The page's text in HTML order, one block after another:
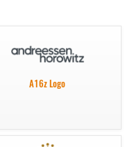
A16z Logo